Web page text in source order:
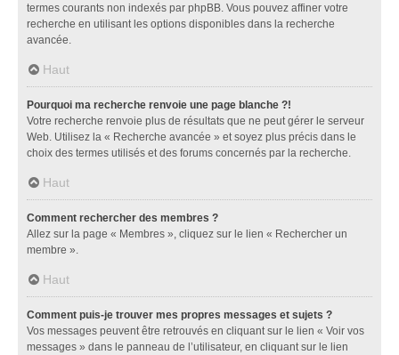
termes courants non indexés par phpBB. Vous pouvez affiner votre
recherche en utilisant les options disponibles dans la recherche
avancée.
Haut
Pourquoi ma recherche renvoie une page blanche ?!
Votre recherche renvoie plus de résultats que ne peut gérer le serveur
Web. Utilisez la « Recherche avancée » et soyez plus précis dans le
choix des termes utilisés et des forums concernés par la recherche.
Haut
Comment rechercher des membres ?
Allez sur la page « Membres », cliquez sur le lien « Rechercher un
membre ».
Haut
Comment puis-je trouver mes propres messages et sujets ?
Vos messages peuvent être retrouvés en cliquant sur le lien « Voir vos
messages » dans le panneau de l’utilisateur, en cliquant sur le lien